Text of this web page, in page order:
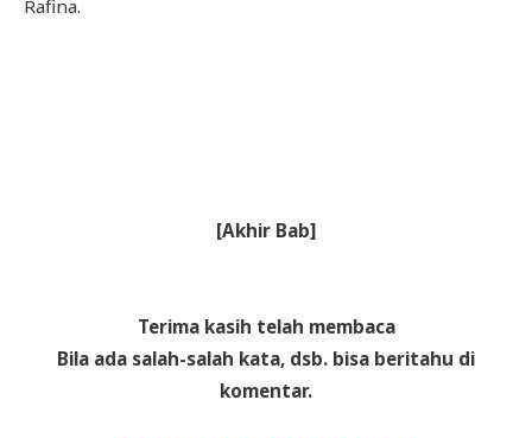
Rafina.
[Akhir Bab]
Terima kasih telah membaca
Bila ada salah-salah kata, dsb. bisa beritahu di
komentar.